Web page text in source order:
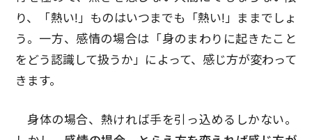
り、「熱い!」ものはいつまでも「熱い!」ままでしょ
う。一方、感情の場合は「身のまわりに起きたこと
をどう認識して扱うか」によって、感じ方が変わって
きます。
身体の場合、熱ければ手を引っ込めるしかない。